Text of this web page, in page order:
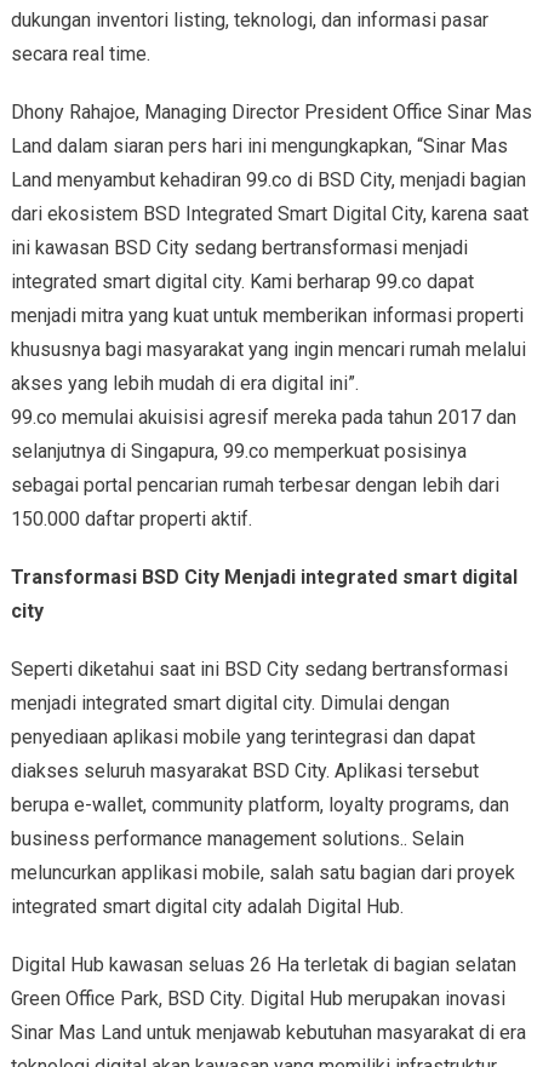
dukungan inventori listing, teknologi, dan informasi pasar
secara real time.
Dhony Rahajoe, Managing Director President Office Sinar Mas
Land dalam siaran pers hari ini mengungkapkan, “Sinar Mas
Land menyambut kehadiran 99.co di BSD City, menjadi bagian
dari ekosistem BSD Integrated Smart Digital City, karena saat
ini kawasan BSD City sedang bertransformasi menjadi
integrated smart digital city. Kami berharap 99.co dapat
menjadi mitra yang kuat untuk memberikan informasi properti
khususnya bagi masyarakat yang ingin mencari rumah melalui
akses yang lebih mudah di era digital ini”.
99.co memulai akuisisi agresif mereka pada tahun 2017 dan
selanjutnya di Singapura, 99.co memperkuat posisinya
sebagai portal pencarian rumah terbesar dengan lebih dari
150.000 daftar properti aktif.
Transformasi BSD City Menjadi integrated smart digital
city
Seperti diketahui saat ini BSD City sedang bertransformasi
menjadi integrated smart digital city. Dimulai dengan
penyediaan aplikasi mobile yang terintegrasi dan dapat
diakses seluruh masyarakat BSD City. Aplikasi tersebut
berupa e-wallet, community platform, loyalty programs, dan
business performance management solutions.. Selain
meluncurkan applikasi mobile, salah satu bagian dari proyek
integrated smart digital city adalah Digital Hub.
Digital Hub kawasan seluas 26 Ha terletak di bagian selatan
Green Office Park, BSD City. Digital Hub merupakan inovasi
Sinar Mas Land untuk menjawab kebutuhan masyarakat di era